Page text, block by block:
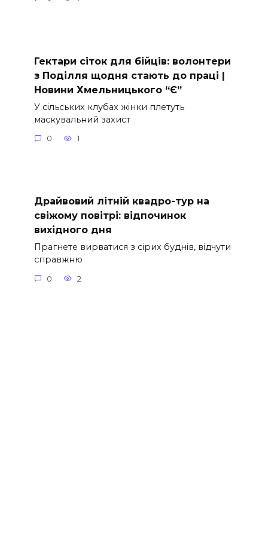
Гектари сіток для бійців: волонтери
з Поділля щодня стають до праці |
Новини Хмельницького “Є”
У сільських клубах жінки плетуть
маскувальний захист
0 1
Драйвовий літній квадро-тур на
свіжому повітрі: відпочинок
вихідного дня
Прагнете вирватися з сірих буднів, відчути
справжню
0 2